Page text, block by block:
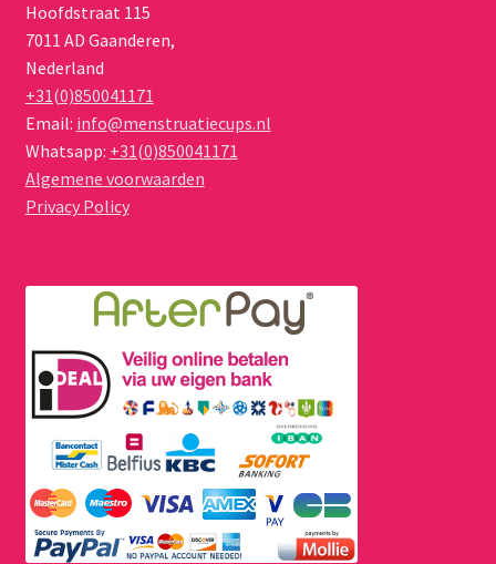
Hoofdstraat 115
7011 AD Gaanderen,
Nederland
+31(0)850041171
Email: info@menstruatiecups.nl
Whatsapp: +31(0)850041171
Algemene voorwaarden
Privacy Policy